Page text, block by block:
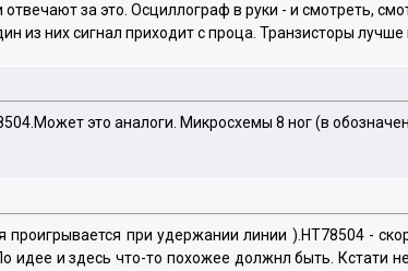
за это. Осциллограф в руки - и смотреть,
из них сигнал приходит с проца. Транзисторы
это аналоги. Микросхемы 8 ног (в
при удержании линии ).НТ78504 -
идее и здесь что-то похожее должнл быть. Кстати